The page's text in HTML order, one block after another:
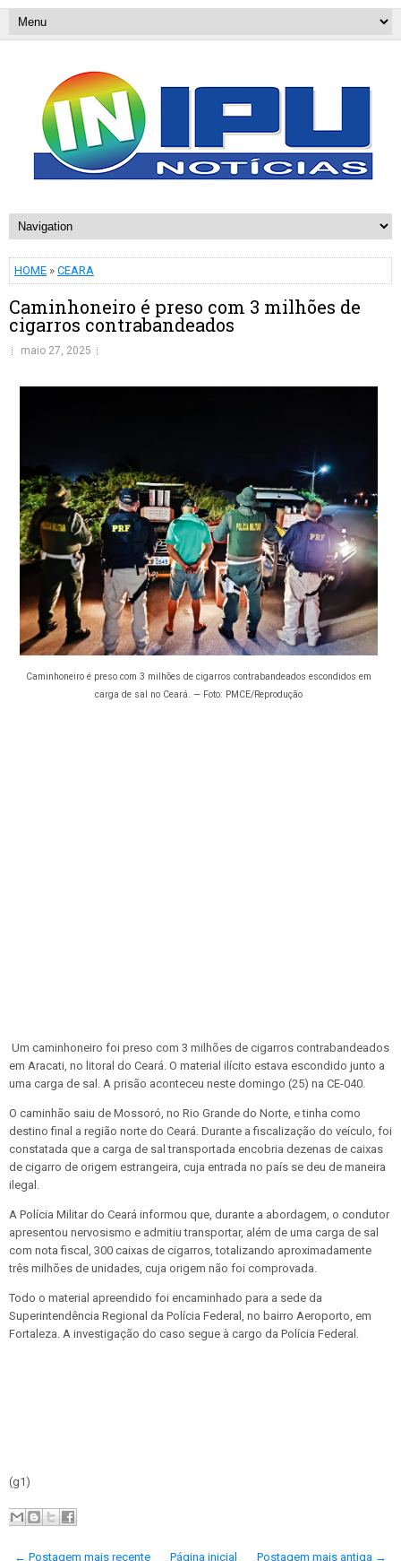
HOME » CEARA
Caminhoneiro é preso com 3 milhões de
cigarros contrabandeados
maio 27, 2025
Caminhoneiro é preso com 3 milhões de cigarros contrabandeados escondidos em
carga de sal no Ceará. — Foto: PMCE/Reprodução
Um caminhoneiro foi preso com 3 milhões de cigarros contrabandeados
em Aracati, no litoral do Ceará. O material ilícito estava escondido junto a
uma carga de sal. A prisão aconteceu neste domingo (25) na CE-040.
O caminhão saiu de Mossoró, no Rio Grande do Norte, e tinha como
destino final a região norte do Ceará. Durante a fiscalização do veículo, foi
constatada que a carga de sal transportada encobria dezenas de caixas
de cigarro de origem estrangeira, cuja entrada no país se deu de maneira
ilegal.
A Polícia Militar do Ceará informou que, durante a abordagem, o condutor
apresentou nervosismo e admitiu transportar, além de uma carga de sal
com nota fiscal, 300 caixas de cigarros, totalizando aproximadamente
três milhões de unidades, cuja origem não foi comprovada.
Todo o material apreendido foi encaminhado para a sede da
Superintendência Regional da Polícia Federal, no bairro Aeroporto, em
Fortaleza. A investigação do caso segue à cargo da Polícia Federal.
(g1)
← Postagem mais recente Postagem mais antiga →
Página inicial